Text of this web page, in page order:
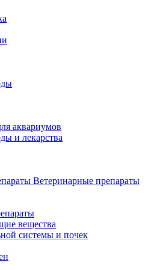
аквариумов
и лекарства
Ветеринарные препараты
вещества
системы и почек